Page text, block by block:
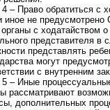
– Право обратиться с
иное не предусмотрено
с ходатайством
представителя в
представлять
могут
с внутренним
5 – Иные
рассматривают
дополнительных